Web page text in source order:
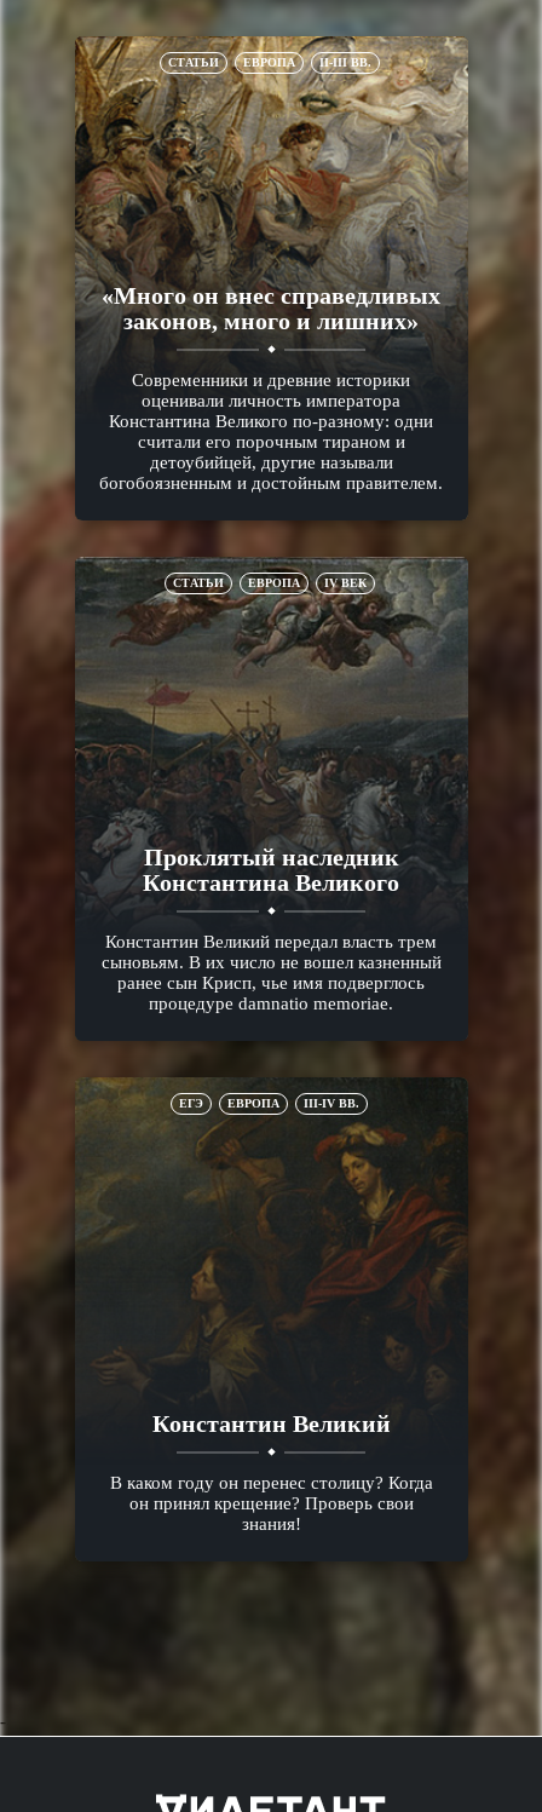
СТАТЬИ ЕВРОПА II-III ВВ.
«Много он внес справедливых
законов, много и лишних»
Современники и древние историки
оценивали личность императора
Константина Великого по-разному: одни
считали его порочным тираном и
детоубийцей, другие называли
богобоязненным и достойным правителем.
СТАТЬИ ЕВРОПА IV ВЕК
Проклятый наследник
Константина Великого
Константин Великий передал власть трем
сыновьям. В их число не вошел казненный
ранее сын Крисп, чье имя подверглось
процедуре damnatio memoriae.
ЕГЭ ЕВРОПА III-IV ВВ.
Константин Великий
В каком году он перенес столицу? Когда
он принял крещение? Проверь свои
знания!
->